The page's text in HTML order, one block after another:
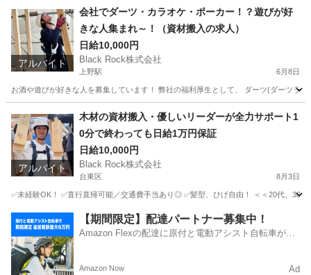
アルバイト
会社でダーツ・カラオケ・ポーカー！？遊びが好
きな人集まれ～！（資材搬入の求人）
日給10,000円
Black Rock株式会社
上野駅 6月8日
お酒や遊びが好きな人を募集しています！ 弊社の福利厚生として、 ダーツ(ダーツラ
上野駅 その他 ポーカー
アルバイト
木材の資材搬入・優しいリーダーが全力サポート1
0分で終わっても日給1万円保証
日給10,000円
Black Rock株式会社
台東区 8月3日
✅未経験OK！ ✅直行直帰可能／交通費手当あり◎ ✅髪型、ひげ自由！ ＜＜20代、30
その他 建築現場
【期間限定】配達パートナー募集中！
Amazon Flexの配達に原付と電動アシスト自転車が登
Amazon Now Ad